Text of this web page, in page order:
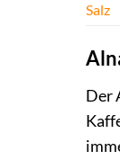
Salz
Der